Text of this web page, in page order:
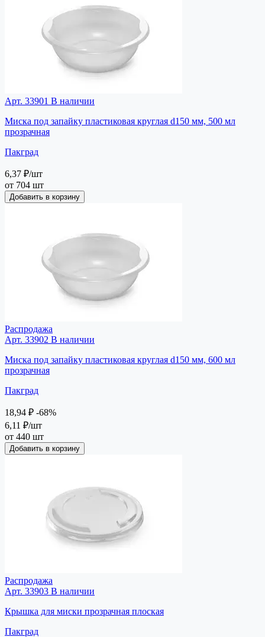
Арт. 33901 В наличии
Миска под запайку пластиковая круглая d150 мм, 500 мл
прозрачная
Пакград
6,37 ₽/шт
от 704 шт
Добавить в корзину
Распродажа
Арт. 33902 В наличии
Миска под запайку пластиковая круглая d150 мм, 600 мл
прозрачная
Пакград
18,94 ₽ -68%
6,11 ₽/шт
от 440 шт
Добавить в корзину
Распродажа
Арт. 33903 В наличии
Крышка для миски прозрачная плоская
Пакград